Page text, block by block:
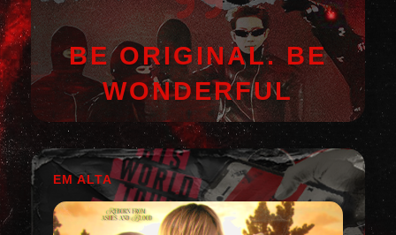
BE ORIGINAL. BE
WONDERFUL
EM ALTA